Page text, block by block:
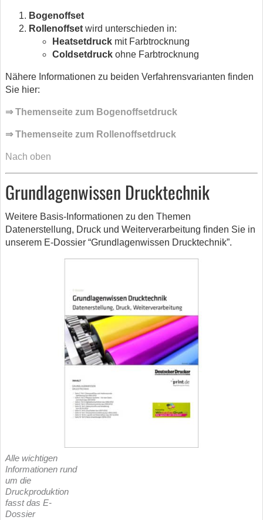
Bogenoffset
Rollenoffset wird unterschieden in:
Heatsetdruck mit Farbtrocknung
Coldsetdruck ohne Farbtrocknung
Nähere Informationen zu beiden Verfahrensvarianten finden
Sie hier:
⇒ Themenseite zum Bogenoffsetdruck
⇒ Themenseite zum Rollenoffsetdruck
Nach oben
Grundlagenwissen Drucktechnik
Weitere Basis-Informationen zu den Themen
Datenerstellung, Druck und Weiterverarbeitung finden Sie in
unserem E-Dossier “Grundlagenwissen Drucktechnik”.
Alle wichtigen
Informationen rund
um die
Druckproduktion
fasst das E-
Dossier